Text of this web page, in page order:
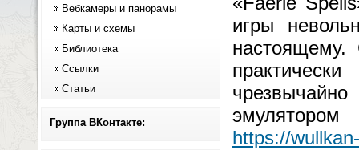
Вебкамеры и панорамы
Карты и схемы
Библиотека
Ссылки
Статьи
Группа ВКонтакте:
игры
настоящему.
https://